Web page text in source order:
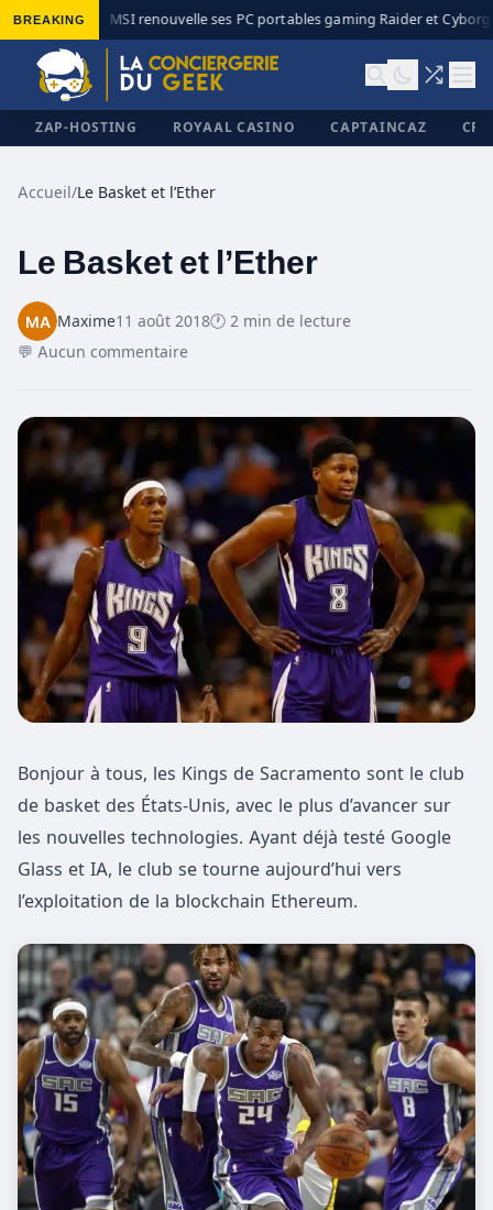
BREAKING MSI renouvelle ses PC portables gaming Raider et Cyborg
ZAP-HOSTING ROYAAL CASINO CAPTAINCAZ
✕
Accueil/Le Basket et l’Ether
Le Basket et l’Ether
Maxime11 août 2018🕐 2 min de lecture
💬 Aucun commentaire
Bonjour à tous, les Kings de Sacramento sont le club
de basket des États-Unis, avec le plus d’avancer sur
les nouvelles technologies. Ayant déjà testé Google
Glass et IA, le club se tourne aujourd’hui vers
l’exploitation de la blockchain Ethereum.